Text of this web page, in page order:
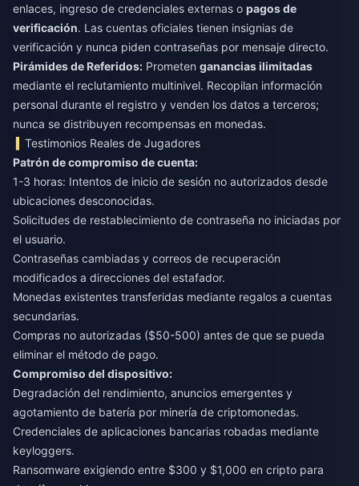
enlaces, ingreso de credenciales externas o pagos de
verificación. Las cuentas oficiales tienen insignias de
verificación y nunca piden contraseñas por mensaje directo.
Pirámides de Referidos: Prometen ganancias ilimitadas
mediante el reclutamiento multinivel. Recopilan información
personal durante el registro y venden los datos a terceros;
nunca se distribuyen recompensas en monedas.
Testimonios Reales de Jugadores
Patrón de compromiso de cuenta:
1-3 horas: Intentos de inicio de sesión no autorizados desde
ubicaciones desconocidas.
Solicitudes de restablecimiento de contraseña no iniciadas por
el usuario.
Contraseñas cambiadas y correos de recuperación
modificados a direcciones del estafador.
Monedas existentes transferidas mediante regalos a cuentas
secundarias.
Compras no autorizadas ($50-500) antes de que se pueda
eliminar el método de pago.
Compromiso del dispositivo:
Degradación del rendimiento, anuncios emergentes y
agotamiento de batería por minería de criptomonedas.
Credenciales de aplicaciones bancarias robadas mediante
keyloggers.
Ransomware exigiendo entre $300 y $1,000 en cripto para